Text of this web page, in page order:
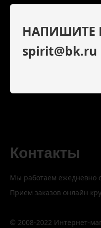
НАПИШИТЕ
spirit@bk.ru
Контакты
Мы работаем ежедневно
Прием заказов онлайн
© 2008-2022 Интернет-